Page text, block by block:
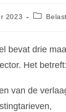
2023
bevat drie
Het betreft:
van de